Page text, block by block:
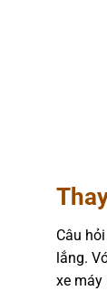
Câu hỏi
lắng.
xe máy